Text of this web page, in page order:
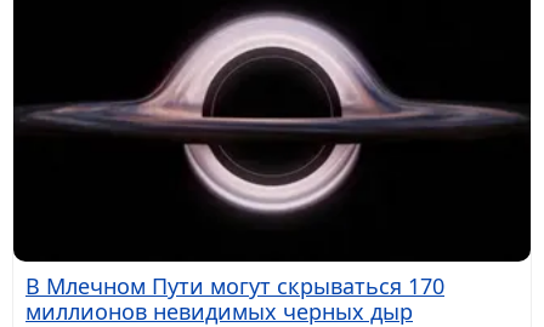
В Млечном Пути могут скрываться 170
миллионов невидимых черных дыр